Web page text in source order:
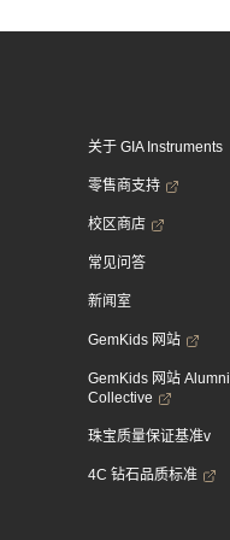
关于 GIA Instruments
零售商支持
校区商店
常见问答
新闻室
GemKids 网站
GemKids 网站 Alumni
Collective
珠宝质量保证基准v
4C 钻石品质标准